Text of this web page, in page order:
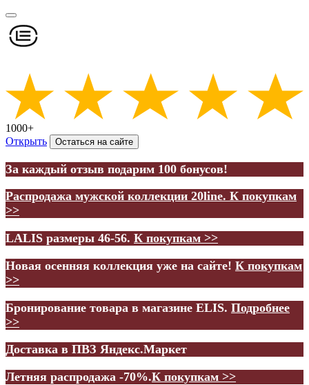
1000+
Открыть
Остаться на сайте
За каждый отзыв подарим 100 бонусов!
Распродажа мужской коллекции 20line. К покупкам
>>
LALIS размеры 46-56. К покупкам >>
Новая осенняя коллекция уже на сайте! К покупкам
>>
Бронирование товара в магазине ELIS. Подробнее
>>
Доставка в ПВЗ Яндекс.Маркет
Летняя распродажа -70%.К покупкам >>